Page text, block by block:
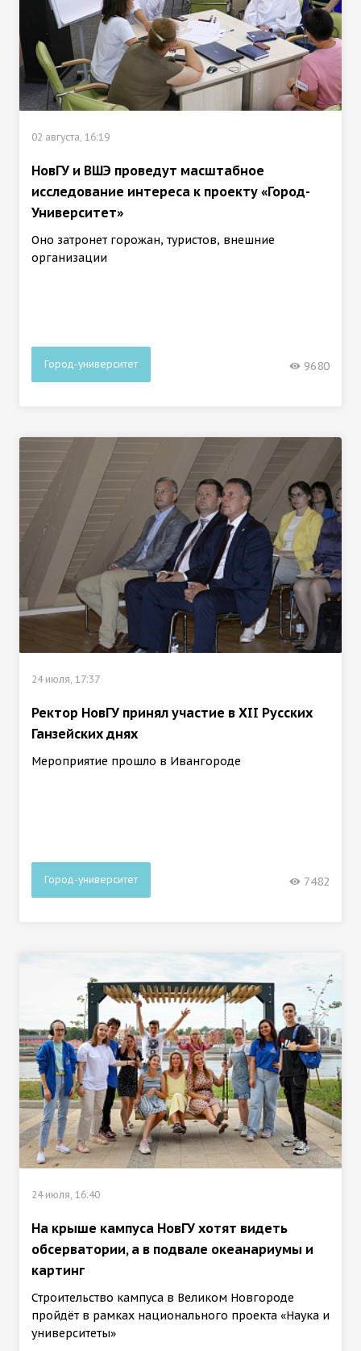
02 августа, 16:19
НовГУ и ВШЭ проведут масштабное
исследование интереса к проекту «Город-
Университет»
Оно затронет горожан, туристов, внешние
организации
Город-университет 9680
24 июля, 17:37
Ректор НовГУ принял участие в ХII Русских
Ганзейских днях
Мероприятие прошло в Ивангороде
Город-университет 7482
24 июля, 16:40
На крыше кампуса НовГУ хотят видеть
обсерватории, а в подвале океанариумы и
картинг
Строительство кампуса в Великом Новгороде
пройдёт в рамках национального проекта «Наука и
университеты»